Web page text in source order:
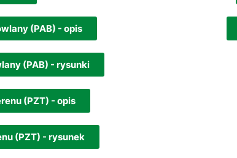
(PAB) - opis
(PAB) - rysunki
(PZT) - opis
(PZT) - rysunek